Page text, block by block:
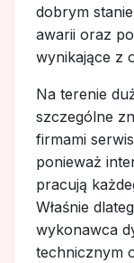
dobrym
awarii oraz
wynikające z
Na terenie
szczególne
firmami
ponieważ
pracują
Właśnie
wykonawca
technicznym